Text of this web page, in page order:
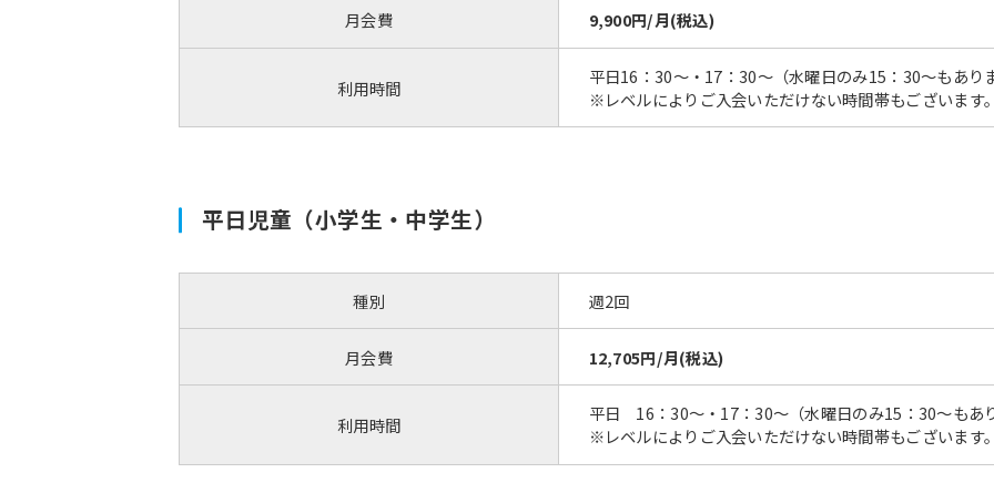
月会費 9,900円/月(税込)
利用時間
平日16：30～・17：30～（水曜日のみ15：30～もありま
※レベルによりご入会いただけない時間帯も
平日児童（小学生・中学生）
種別 週2回
月会費 12,705円/月(税込)
利用時間
平日 16：30～・17：30～（水曜日のみ15：30～もあり
※レベルによりご入会いただけない時間帯もございます。
For foreigners
Central Sports official website is
automatically translated into
English. Click the link below (start
automatic translation) to return to